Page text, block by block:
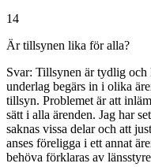
14
Är tillsynen lika för alla?
Svar: Tillsynen är tydlig
underlag begärs in i olika
tillsyn. Problemet är att
sätt i alla ärenden. Jag har
saknas vissa delar och att
anses föreligga i ett annat
behöva förklaras av